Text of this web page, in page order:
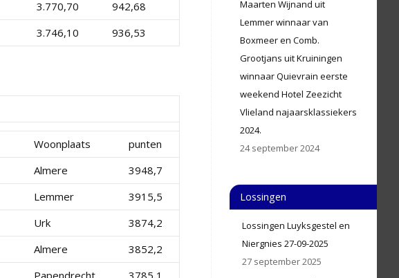
3.770,70
942,68
3.746,10 936,53
Woonplaats
punten
Almere
3948,7
Lemmer
3915,5
Urk
3874,2
Almere
3852,2
Papendrecht 3785,1
Maarten Wijnand uit
Lemmer winnaar van
Boxmeer en Comb.
Grootjans uit Kruiningen
winnaar Quievrain eerste
weekend Hotel Zeezicht
Vlieland najaarsklassiekers
2024.
24 september 2024
Lossingen
Lossingen Luyksgestel en
Niergnies 27-09-2025
27 september 2025